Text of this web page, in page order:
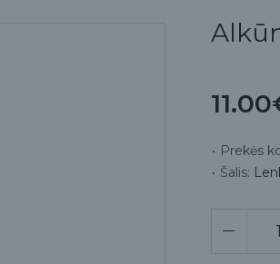
Prekės
Šalis: